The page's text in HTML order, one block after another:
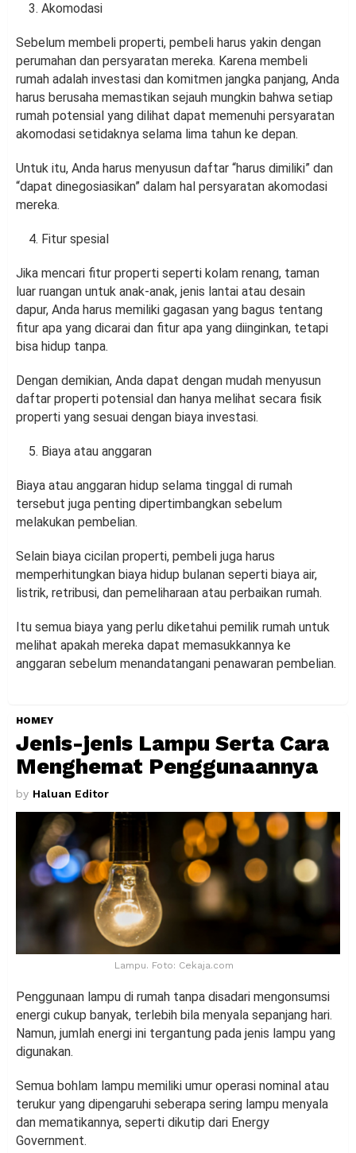
Akomodasi
Sebelum membeli properti, pembeli harus yakin dengan
perumahan dan persyaratan mereka. Karena membeli
rumah adalah investasi dan komitmen jangka panjang, Anda
harus berusaha memastikan sejauh mungkin bahwa setiap
rumah potensial yang dilihat dapat memenuhi persyaratan
akomodasi setidaknya selama lima tahun ke depan.
Untuk itu, Anda harus menyusun daftar “harus dimiliki” dan
“dapat dinegosiasikan” dalam hal persyaratan akomodasi
mereka.
Fitur spesial
Jika mencari fitur properti seperti kolam renang, taman
luar ruangan untuk anak-anak, jenis lantai atau desain
dapur, Anda harus memiliki gagasan yang bagus tentang
fitur apa yang dicarai dan fitur apa yang diinginkan, tetapi
bisa hidup tanpa.
Dengan demikian, Anda dapat dengan mudah menyusun
daftar properti potensial dan hanya melihat secara fisik
properti yang sesuai dengan biaya investasi.
Biaya atau anggaran
Biaya atau anggaran hidup selama tinggal di rumah
tersebut juga penting dipertimbangkan sebelum
melakukan pembelian.
Selain biaya cicilan properti, pembeli juga harus
memperhitungkan biaya hidup bulanan seperti biaya air,
listrik, retribusi, dan pemeliharaan atau perbaikan rumah.
Itu semua biaya yang perlu diketahui pemilik rumah untuk
melihat apakah mereka dapat memasukkannya ke
anggaran sebelum menandatangani penawaran pembelian.
HOMEY
Jenis-jenis Lampu Serta Cara
Menghemat Penggunaannya
by Haluan Editor
Lampu. Foto: Cekaja.com
Penggunaan lampu di rumah tanpa disadari mengonsumsi
energi cukup banyak, terlebih bila menyala sepanjang hari.
Namun, jumlah energi ini tergantung pada jenis lampu yang
digunakan.
Semua bohlam lampu memiliki umur operasi nominal atau
terukur yang dipengaruhi seberapa sering lampu menyala
dan mematikannya, seperti dikutip dari Energy
Government.